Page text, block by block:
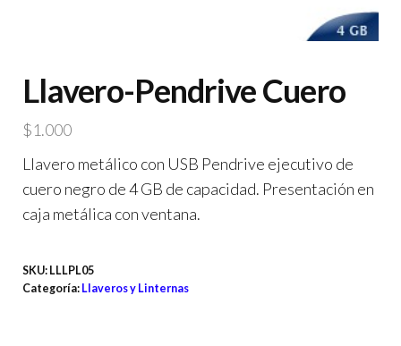
Llavero-Pendrive Cuero
$1.000
Llavero metálico con USB Pendrive ejecutivo de
cuero negro de 4 GB de capacidad. Presentación en
caja metálica con ventana.
SKU: LLLPL05
Categoría: Llaveros y Linternas